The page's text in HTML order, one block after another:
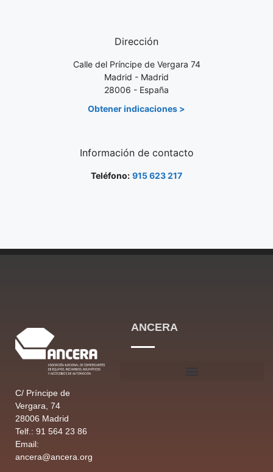
Dirección
Calle del Príncipe de Vergara 74
Madrid - Madrid
28006 - España
Obtener indicaciones >
Información de contacto
Teléfono: 915 623 217
C/ Príncipe de
Vergara, 74
28006 Madrid
Telf.: 91 564 23 86
Email:
ancera@ancera.org
ANCERA